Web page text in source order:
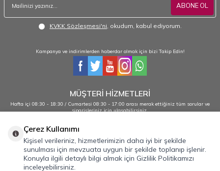
ABONE OL
KVKK Sözleşmesi'ni , okudum, kabul ediyorum.
Kampanya ve indirimlerden haberdar olmak için bizi Takip Edin!
MÜŞTERİ HİZMETLERİ
Hafta içi 08:30 - 18:30 / Cumartesi 08:30 - 17:00 arası merak ettiğiniz tüm sorular ve
siparişleriniz için ulaşabilirsiniz.
0232 484 38 44 - 0533 330 88 95
Önemli Bilgiler
Çerez Kullanımı
Kişisel verileriniz, hizmetlerimizin daha iyi bir şekilde
sunulması için mevzuata uygun bir şekilde toplanıp işlenir.
Konuyla ilgili detaylı bilgi almak için Gizlilik Politikamızı
inceleyebilirsiniz.